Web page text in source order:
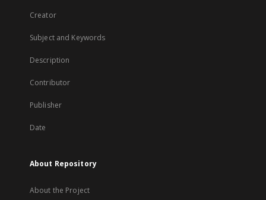
Creator
Subject and Keywords
Description
Contributor
Publisher
Date
About Repository
About the Project